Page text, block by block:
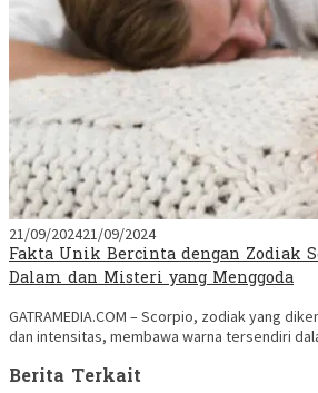
21/09/202421/09/2024
Fakta Unik Bercinta dengan Zodiak
Dalam dan Misteri yang Menggoda
GATRAMEDIA.COM – Scorpio, zodiak yang
dan intensitas, membawa warna tersendiri
Berita Terkait